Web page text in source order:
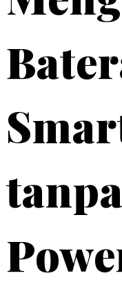
tanpa